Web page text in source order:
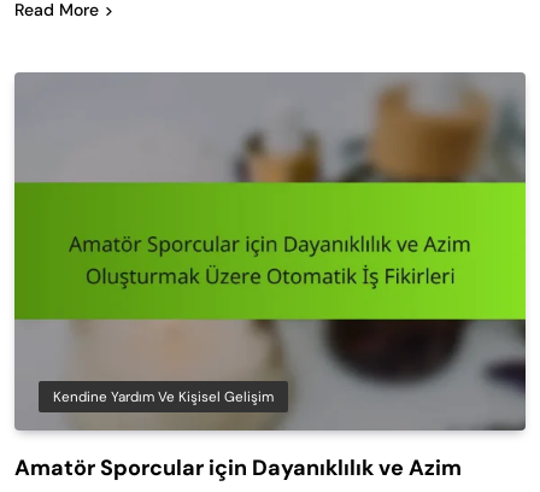
Read More
Kendine Yardım Ve Kişisel Gelişim
Amatör Sporcular için Dayanıklılık ve Azim